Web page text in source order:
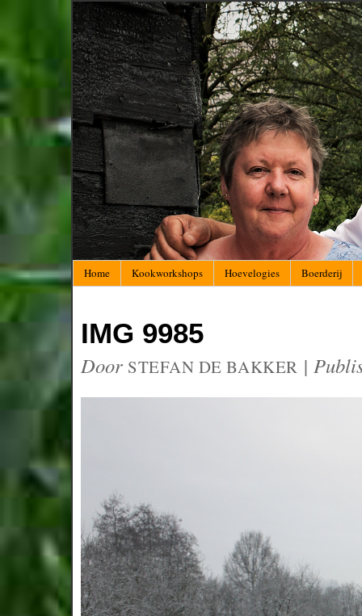
Home Kookworkshops Hoevelogies Boerderij
IMG 9985
Door STEFAN DE BAKKER |